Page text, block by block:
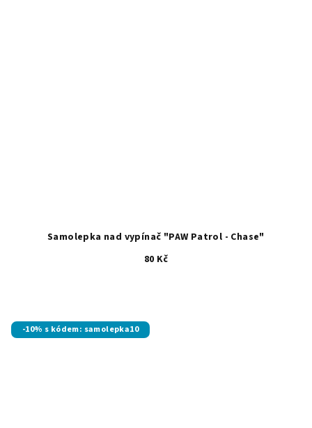
Samolepka nad vypínač "PAW Patrol - Chase"
80 Kč
-10% s kódem: samolepka10